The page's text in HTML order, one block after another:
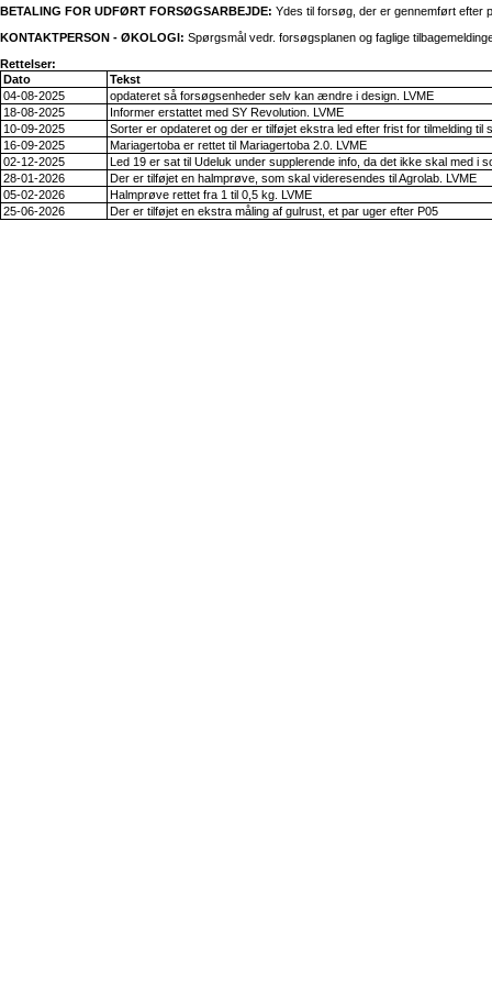
BETALING FOR UDFØRT FORSØGSARBEJDE: Ydes til forsøg, der er gennemført efter
KONTAKTPERSON - ØKOLOGI: Spørgsmål vedr. forsøgsplanen og faglige
Rettelser:
Dato
Tekst
04-08-2025
opdateret så forsøgsenheder selv kan ændre i design. LVME
18-08-2025
Informer erstattet med SY Revolution. LVME
10-09-2025
Sorter er opdateret og der er tilføjet ekstra led efter frist for tilmelding til
16-09-2025
Mariagertoba er rettet til Mariagertoba 2.0. LVME
02-12-2025
Led 19 er sat til Udeluk under supplerende info, da det ikke skal med i
28-01-2026
Der er tilføjet en halmprøve, som skal videresendes til Agrolab. LVME
05-02-2026
Halmprøve rettet fra 1 til 0,5 kg. LVME
25-06-2026
Der er tilføjet en ekstra måling af gulrust, et par uger efter P05